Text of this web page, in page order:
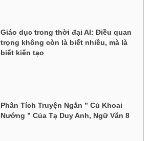
Giáo dục trong thời đại AI: Điều quan
trọng không còn là biết nhiều, mà là
biết kiến tạo
Phân Tích Truyện Ngắn ” Củ Khoai
Nướng ” Của Tạ Duy Anh, Ngữ Văn 8